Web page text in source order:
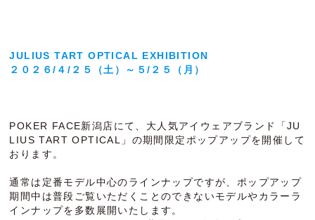
JULIUS TART OPTICAL EXHIBITION
２０２６/４/２５（土）～５/２５（月）
POKER FACE新潟店にて、大人気アイウェアブランド「JU
LIUS TART OPTICAL」の期間限定ポップアップを開催して
おります。
通常は定番モデル中心のラインナップですが、ポップアップ
期間中は普段ご覧いただくことのできないモデルやカラーラ
インナップを多数展開いたします。